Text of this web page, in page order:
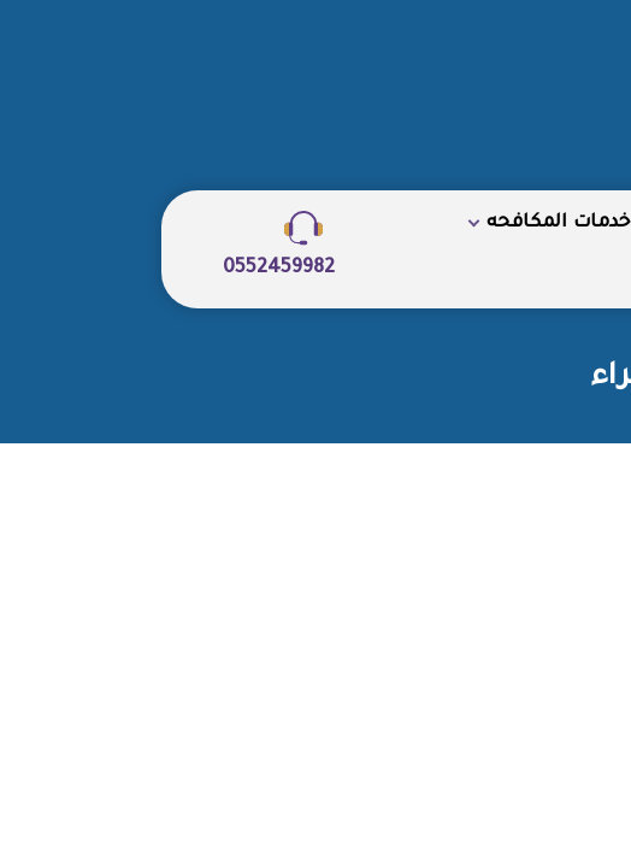
خدمات المكافحه
0552459982